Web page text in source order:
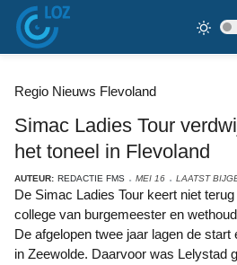
Regio Nieuws Flevoland
Simac Ladies Tour
het toneel in Flevoland
AUTEUR: REDACTIE FMS MEI 16 LAATST
De Simac Ladies Tour keert niet terug in Flevoland. Dat laat het
college van burgemeester en
De afgelopen twee jaar lagen de start
in Zeewolde. Daarvoor was Lelystad